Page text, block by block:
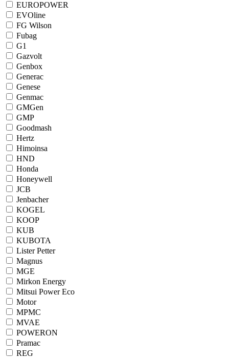
EUROPOWER
EVOline
FG Wilson
Fubag
G1
Gazvolt
Genbox
Generac
Genese
Genmac
GMGen
GMP
Goodmash
Hertz
Himoinsa
HND
Honda
Honeywell
JCB
Jenbacher
KOGEL
KOOP
KUB
KUBOTA
Lister Petter
Magnus
MGE
Mirkon Energy
Mitsui Power Eco
Motor
MPMC
MVAE
POWERON
Pramac
REG